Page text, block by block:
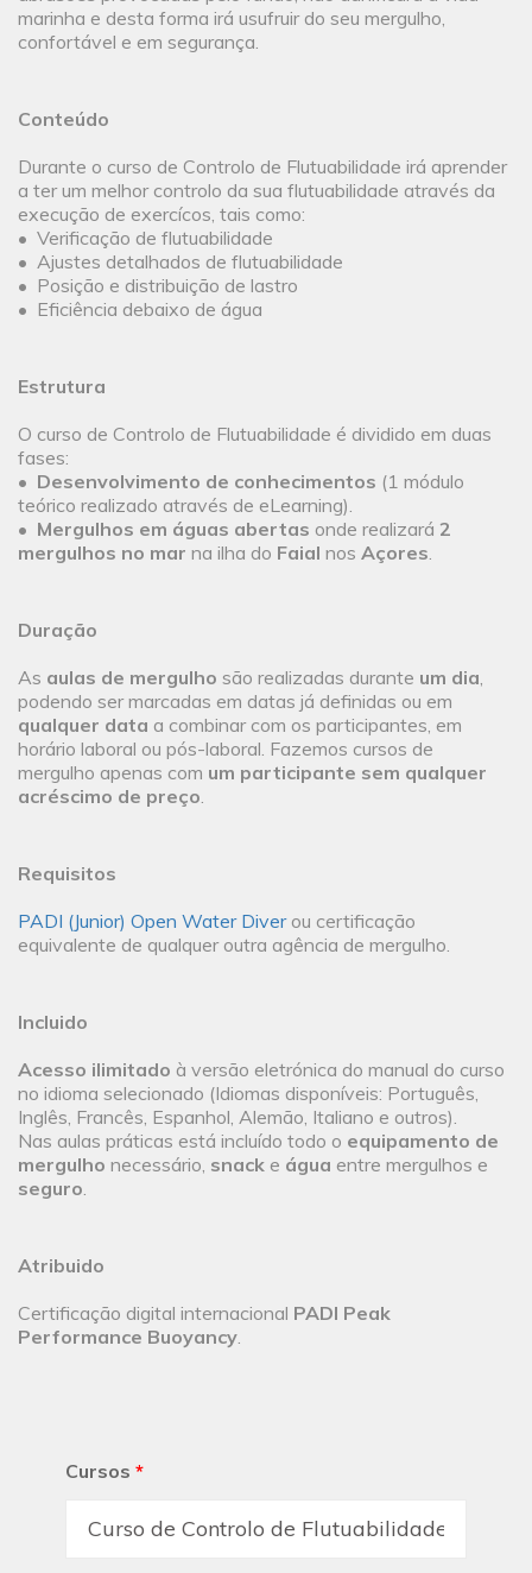
marinha e desta forma irá usufruir do seu mergulho,
confortável e em segurança.
Conteúdo
Durante o curso de Controlo de Flutuabilidade irá aprender
a ter um melhor controlo da sua flutuabilidade através da
execução de exercícos, tais como:
• Verificação de flutuabilidade
• Ajustes detalhados de flutuabilidade
• Posição e distribuição de lastro
• Eficiência debaixo de água
Estrutura
O curso de Controlo de Flutuabilidade é dividido em duas
fases:
• Desenvolvimento de conhecimentos (1 módulo
teórico realizado através de eLearning).
• Mergulhos em águas abertas onde realizará 2
mergulhos no mar na ilha do Faial nos Açores.
Duração
As aulas de mergulho são realizadas durante um dia,
podendo ser marcadas em datas já definidas ou em
qualquer data a combinar com os participantes, em
horário laboral ou pós-laboral. Fazemos cursos de
mergulho apenas com um participante sem qualquer
acréscimo de preço.
Requisitos
PADI (Junior) Open Water Diverou certificação
equivalente de qualquer outra agência de mergulho.
Incluido
Acesso ilimitado à versão eletrónica do manual do curso
no idioma selecionado (Idiomas disponíveis: Português,
Inglês, Francês, Espanhol, Alemão, Italiano e outros).
Nas aulas práticas está incluído todo o equipamento de
mergulho necessário, snack e água entre mergulhos e
seguro.
Atribuido
Certificação digital internacional PADI Peak
Performance Buoyancy.
Cursos *